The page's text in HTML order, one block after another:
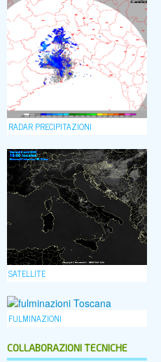
RADAR PRECIPITAZIONI
SATELLITE
FULMINAZIONI
COLLABORAZIONI TECNICHE